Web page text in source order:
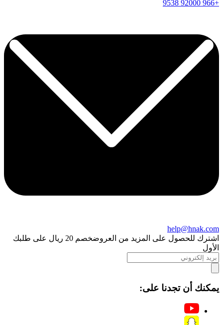
+966
92000
9538
help@hnak.com
اشترك للحصول على المزيد من العروض
خصم 20 ريال على طلبك
الأول
يمكنك أن تجدنا على: